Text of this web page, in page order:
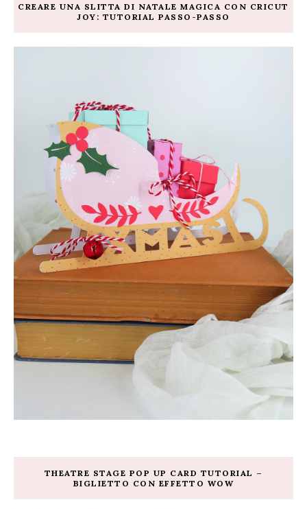
CREARE UNA SLITTA DI NATALE MAGICA CON CRICUT
JOY: TUTORIAL PASSO-PASSO
THEATRE STAGE POP UP CARD TUTORIAL –
BIGLIETTO CON EFFETTO WOW